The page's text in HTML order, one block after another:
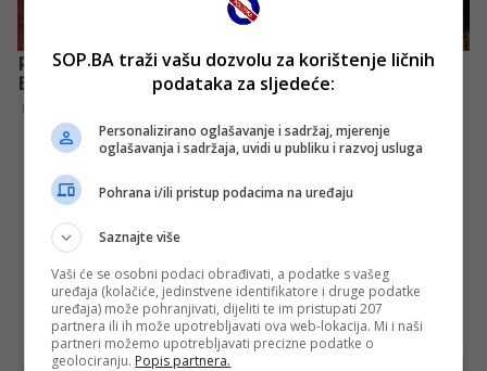
SOP.BA traži vašu dozvolu za korištenje ličnih
podataka za sljedeće:
Personalizirano oglašavanje i sadržaj, mjerenje
oglašavanja i sadržaja, uvidi u publiku i razvoj usluga
Pohrana i/ili pristup podacima na uređaju
Saznajte više
Vaši će se osobni podaci obrađivati, a podatke s vašeg
uređaja (kolačiće, jedinstvene identifikatore i druge podatke
uređaja) može pohranjivati, dijeliti te im pristupati 207
partnera ili ih može upotrebljavati ova web-lokacija. Mi i naši
partneri možemo upotrebljavati precizne podatke o
geolociranju. Popis partnera.